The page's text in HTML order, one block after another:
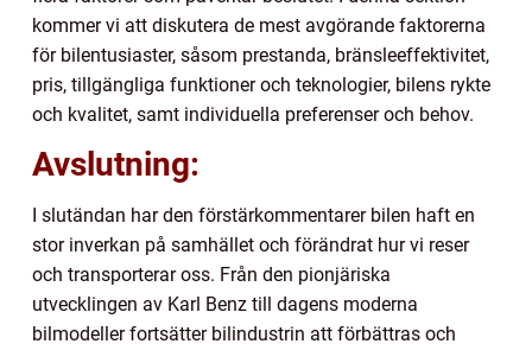
kommer vi att diskutera de mest avgörande faktorerna
för bilentusiaster, såsom prestanda, bränsleeffektivitet,
pris, tillgängliga funktioner och teknologier, bilens rykte
och kvalitet, samt individuella preferenser och behov.
Avslutning:
I slutändan har den förstärkommentarer bilen haft en
stor inverkan på samhället och förändrat hur vi reser
och transporterar oss. Från den pionjäriska
utvecklingen av Karl Benz till dagens moderna
bilmodeller fortsätter bilindustrin att förbättras och